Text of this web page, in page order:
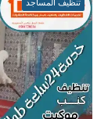
تنظيف المساجد